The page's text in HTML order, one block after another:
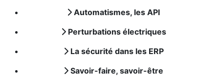
Automatismes, les API
Perturbations électriques
La sécurité dans les ERP
Savoir-faire, savoir-être